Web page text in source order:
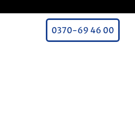
0370-69 46 00